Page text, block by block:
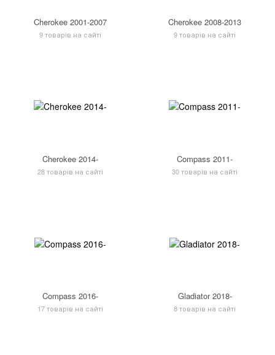
Cherokee 2001-2007
9 товарів на сайті
Cherokee 2008-2013
9 товарів на сайті
Cherokee 2014-
28 товарів на сайті
Compass 2011-
30 товарів на сайті
Compass 2016-
17 товарів на сайті
Gladiator 2018-
8 товарів на сайті